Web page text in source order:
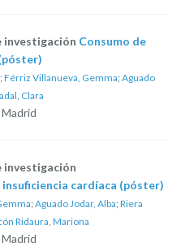
investigación Consumo de
; Férriz Villanueva, Gemma; Aguado
Clara
investigación
cardíaca (póster)
; Aguado Jodar, Alba; Riera
Ridaura, Mariona